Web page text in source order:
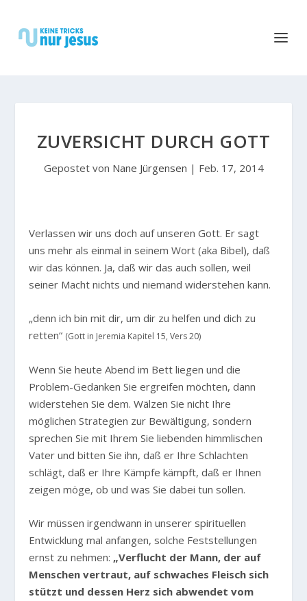
ZUVERSICHT DURCH GOTT
Gepostet von Nane Jürgensen | Feb. 17, 2014
Verlassen wir uns doch auf unseren Gott. Er sagt
uns mehr als einmal in seinem Wort (aka Bibel), daß
wir das können. Ja, daß wir das auch sollen, weil
seiner Macht nichts und niemand widerstehen kann.
„denn ich bin mit dir, um dir zu helfen und dich zu
retten“ (Gott in Jeremia Kapitel 15, Vers 20)
Wenn Sie heute Abend im Bett liegen und die
Problem-Gedanken Sie ergreifen möchten, dann
widerstehen Sie dem. Wälzen Sie nicht Ihre
möglichen Strategien zur Bewältigung, sondern
sprechen Sie mit Ihrem Sie liebenden himmlischen
Vater und bitten Sie ihn, daß er Ihre Schlachten
schlägt, daß er Ihre Kämpfe kämpft, daß er Ihnen
zeigen möge, ob und was Sie dabei tun sollen.
Wir müssen irgendwann in unserer spirituellen
Entwicklung mal anfangen, solche Feststellungen
ernst zu nehmen: „Verflucht der Mann, der auf
Menschen vertraut, auf schwaches Fleisch sich
stützt und dessen Herz sich abwendet vom